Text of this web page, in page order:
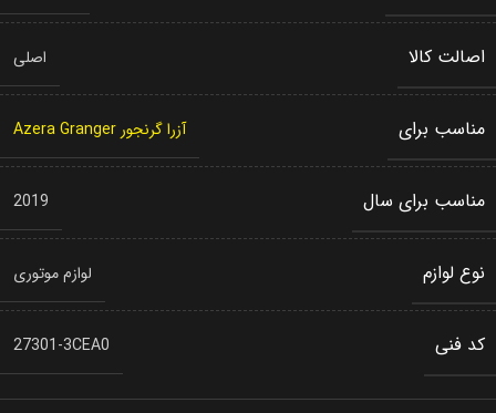
اصالت کالا اصلی
مناسب برای آزرا گرنجور Azera Granger
مناسب برای سال 2019
نوع لوازم لوازم موتوری
کد فنی 27301-3CEA0